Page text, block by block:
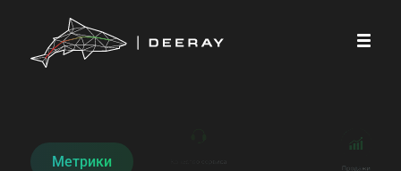
Метрики